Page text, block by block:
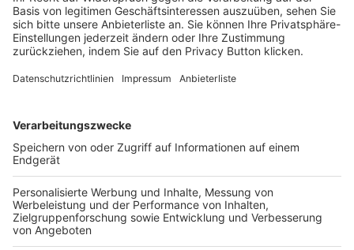
Wer wir sind & wofür wir stehen
Geschäftsstellen und Ansprechpartner
Sponsoring
Vereinsunterstützung
HÄUFIG BESUCHTE SEITEN
Pässe und Vereinswechsel
Trainerausbildung